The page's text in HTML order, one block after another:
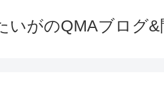
いがのQMAブログ&